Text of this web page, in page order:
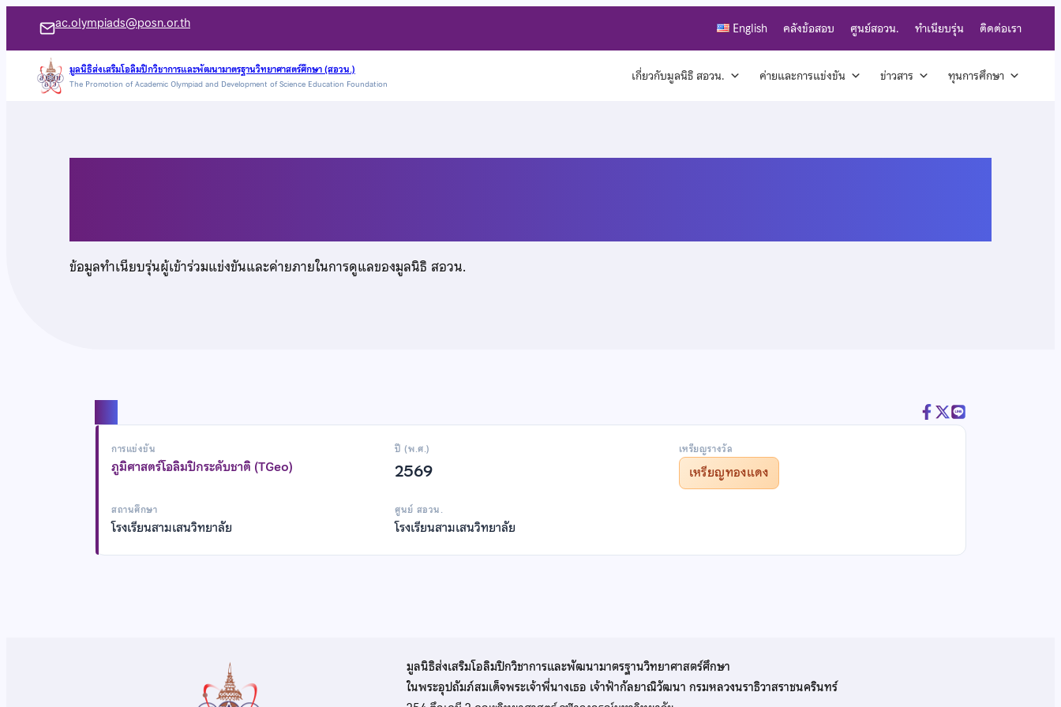
เนื้อหา
ac.olympiads@posn.or.th English คลังข้อสอบ ศูนย์สอวน. ทำเนียบรุ่น ติดต่อเรา
มูลนิธิส่งเสริมโอลิมปิกวิชาการและพัฒนามาตรฐานวิทยาศาสตร์ศึกษา (สอวน.)
The Promotion of Academic Olympiad and Development of Science Education Foundation เกี่ยวกับมูลนิธิ สอวน. ค่ายและการแข่งขัน ข่าวสาร ทุนการศึกษา
ข้อมูลทำเนียบรุ่นผู้เข้าร่วมแข่งขันและค่ายภายในการดูแลของมูลนิธิ สอวน.
การแข่งขัน
ภูมิศาสตร์โอลิมปิกระดับชาติ (TGeo)
ปี (พ.ศ.)
2569
เหรียญรางวัล
เหรียญทองแดง
สถานศึกษา
โรงเรียนสามเสนวิทยาลัย
ศูนย์ สอวน.
โรงเรียนสามเสนวิทยาลัย
มูลนิธิส่งเสริมโอลิมปิกวิชาการและพัฒนามาตรฐานวิทยาศาสตร์ศึกษา
ในพระอุปถัมภ์สมเด็จพระเจ้าพี่นางเธอ เจ้าฟ้ากัลยาณิวัฒนา กรมหลวงนราธิวาสราชนครินทร์